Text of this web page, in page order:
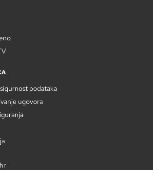
podataka
ugovora